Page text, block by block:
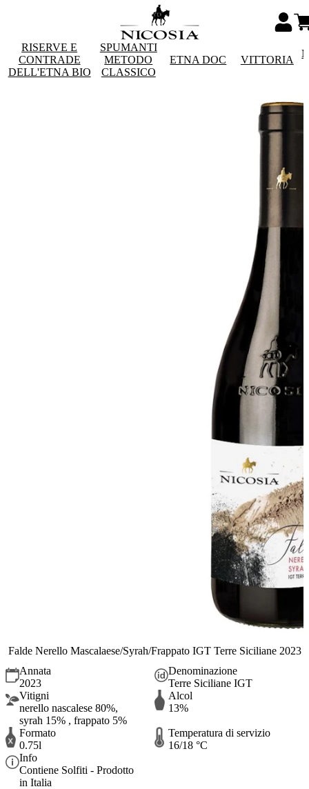
RISERVE E
CONTRADE
DELL'ETNA BIO
SPUMANTI
METODO
CLASSICO
ETNA DOC VITTORIA
Falde Nerello Mascalaese/Syrah/Frappato IGT Terre Siciliane 2023
Annata
2023
Denominazione
Terre Siciliane IGT
Vitigni
nerello nascalese 80%,
syrah 15% , frappato 5%
Alcol
13%
Formato
0.75l
Temperatura di servizio
16/18 °C
Info
Contiene Solfiti - Prodotto
in Italia